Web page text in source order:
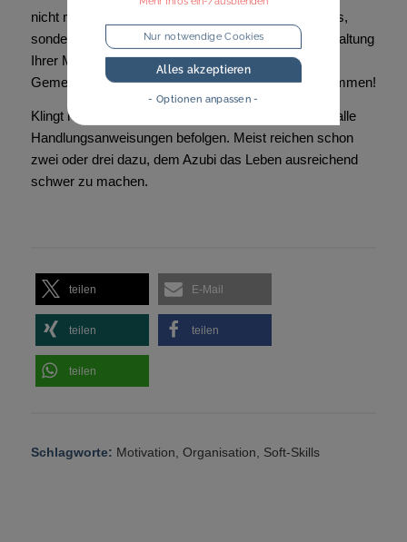
nicht nur jeden Funken Selbstwertgefühl Ihres Azubis,
sondern sorgt auch für lustige Anekdoten zur Unterhaltung
Ihrer Mitarbeiter auf allen betrieblichen Feiern.
Gemeinsam (über andere) lachen schweißt ja zusammen!
Klingt nach Stress? Keine Sorge. Sie müssen nicht alle
Handlungsanweisungen befolgen. Meist reichen schon
zwei oder drei dazu, dem Azubi das Leben ausreichend
schwer zu machen.
teilen E-Mail
teilen teilen
teilen
Schlagworte: Motivation Organisation Soft-Skills
Nur notwendige Cookies
Alles akzeptieren
- Optionen anpassen -